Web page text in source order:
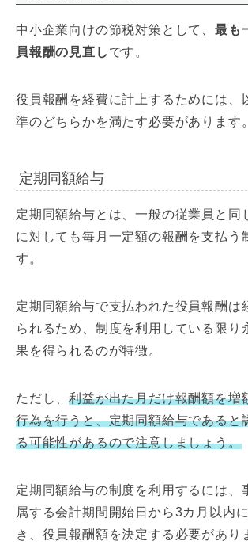
中小企業向けの節税対策として、 最も
員報酬の見直し です。
役員報酬を経費に計上するためには、
準のどちらかを満たす必要があります。
定期同額給与
定期同額給与とは、一般の従業員と同
に対しても毎月一定額の報酬を支払う
す。
定期同額給与で支払われた役員報酬は
られるため、制度を利用している限り
果を得られるのが特徴。
ただし、利益が出た月だけ報酬額を増
行為を行うと、定期同額給与であると
る可能性があるので注意しましょう。
定期同額給与の制度を利用するには、
属する会計期間開始日から3カ月以内
き、役員報酬額を決定する必要があり